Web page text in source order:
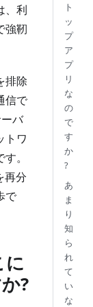
、利
強靭
排除
信で
バ
トワ
。
再分
で
に
?
ト
ッ
プ
ア
プ
リ
な
の
で
す
か
?
あ
ま
り
知
ら
れ
て
い
な